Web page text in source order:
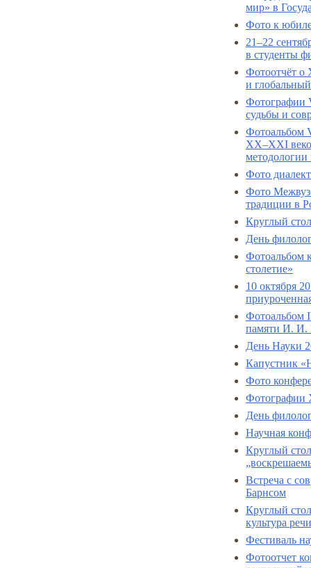
мир» в
Фото к
21–22
в студенты
Фотоотчёт о
и
Фотографии
судьбы и
Фотоальбом
XX–XXI
методологии
Фото
Фото
традиции в
Круглый
День
Фотоальбом
столетие»
10 октября
Фотоальбом
памяти И. И.
День Науки
Капустник
Фото
Фотографии
День
Научная
Круглый
Встреча с
Барнсом
Круглый
культура
Фестиваль
Фотоотчет